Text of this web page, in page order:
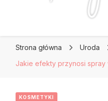
Prawdziwa strona
czasie z modą i
Strona główna Uroda
Jakie efekty przynosi spray
KOSMETYKI